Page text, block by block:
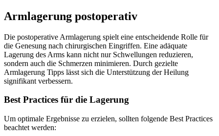
Armlagerung postoperativ
Die postoperative Armlagerung spielt eine entscheidende Rolle für
die Genesung nach chirurgischen Eingriffen. Eine adäquate
Lagerung des Arms kann nicht nur Schwellungen reduzieren,
sondern auch die Schmerzen minimieren. Durch gezielte
Armlagerung Tipps lässt sich die Unterstützung der Heilung
signifikant verbessern.
Best Practices für die Lagerung
Um optimale Ergebnisse zu erzielen, sollten folgende Best Practices
beachtet werden: